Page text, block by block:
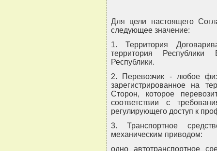
Для цели настоящего
следующее значение:
1. Территория
территория
Республики.
2. Перевозчик - любое
зарегистрированное на
Сторон, которое
соответствии с
регулирующего доступ к
3. Транспортное
механическим приводом:
одно автотранспортное